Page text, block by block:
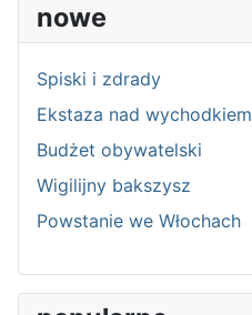
nowe
Spiski i zdrady
Ekstaza nad wychodkiem
Budżet obywatelski
Wigilijny bakszysz
Powstanie we Włochach